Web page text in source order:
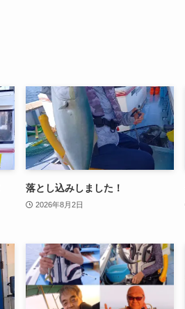
落とし込みしました！
2026年8月2日